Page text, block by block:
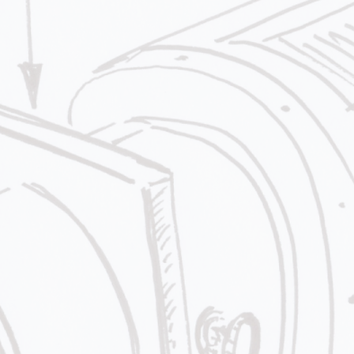
non pensare alla
pensare al progetto e alla
...The
multitude ofdiscrepancies
to an observer
… by use, we
reduction of the
application of the
the light fitting, as the